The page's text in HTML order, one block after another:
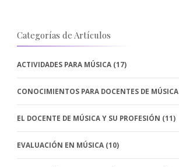
Categorías de Artículos
ACTIVIDADES PARA MÚSICA (17)
CONOCIMIENTOS PARA DOCENTES DE MÚSICA
EL DOCENTE DE MÚSICA Y SU PROFESIÓN (11)
EVALUACIÓN EN MÚSICA (10)